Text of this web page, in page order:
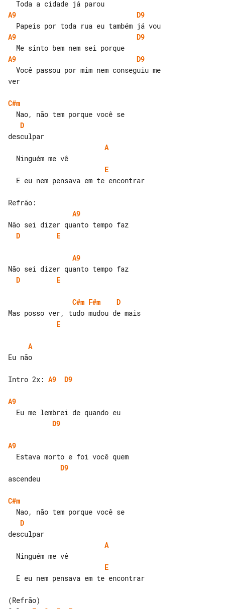
A9
D9
A9
D9
A9
D9
ver
C#m
D
A
E
A9
D
E
A9
D
E
C#m F#m
D
E
A
Eu não
Intro 2x: A9 D9
A9
D9
A9
D9
ascendeu
C#m
D
A
E